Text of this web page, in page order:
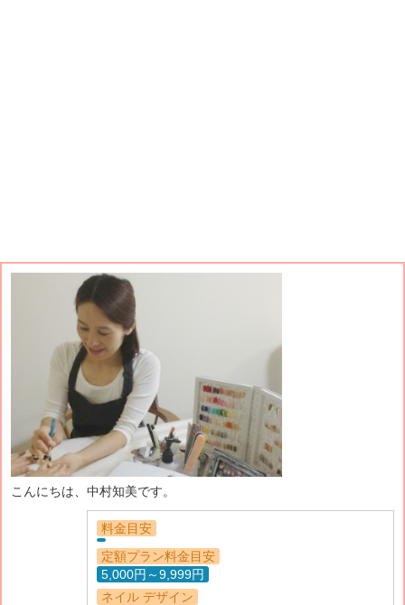
こんにちは、中村知美です。
料金目安
定額プラン料金目安
5,000円～9,999円
ネイル デザイン